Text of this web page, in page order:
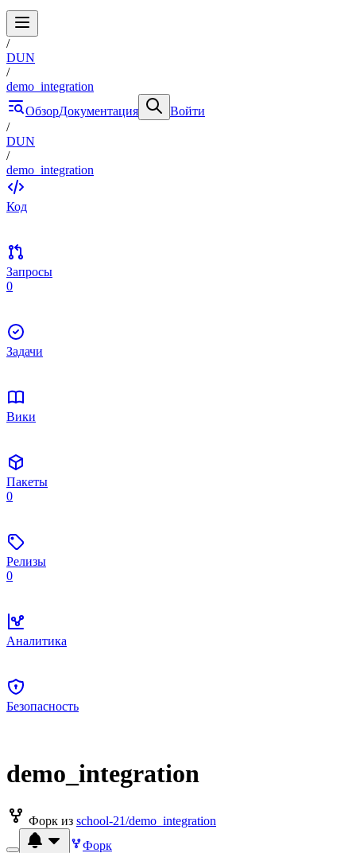
/
DUN
/
demo_integration
ОбзорДокументация
Войти
/
DUN
/
demo_integration
Код
Запросы
0
Задачи
Вики
Пакеты
0
Релизы
0
Аналитика
Безопасность
demo_integration
Форк из school-21/demo_integration
Форк